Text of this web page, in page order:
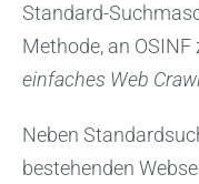
Standard-
Methode, an OSINF
einfaches Web
Neben
bestehenden